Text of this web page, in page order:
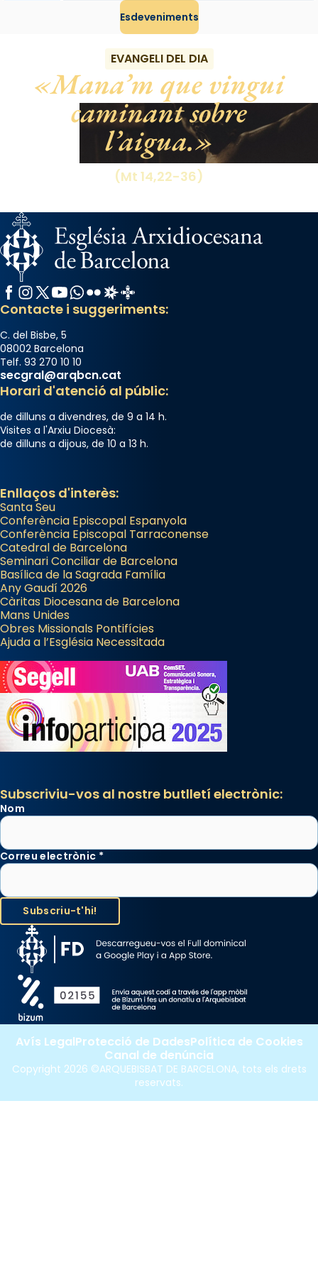
Share
Esdeveniments
EVANGELI DEL DIA
Mana’m que vingui
caminant sobre
l’aigua.
(Mt 14,22-36)
Facebook
Instagram
X / Twitter
YouTube
WhatsApp
FlickrRadio Estel
Catalunya Cristiana
Contacte i suggeriments:
C. del Bisbe, 5
08002 Barcelona
Telf. 93 270 10 10
secgral@arqbcn.cat
Horari d'atenció al públic:
de dilluns a divendres, de 9 a 14 h.
Visites a l'Arxiu Diocesà:
de dilluns a dijous, de 10 a 13 h.
Enllaços d'interès:
Santa Seu
Conferència Episcopal Espanyola
Conferència Episcopal Tarraconense
Catedral de Barcelona
Seminari Conciliar de Barcelona
Basílica de la Sagrada Família
Any Gaudí 2026
Càritas Diocesana de Barcelona
Mans Unides
Obres Missionals Pontifícies
Ajuda a l’Església Necessitada
Subscriviu-vos al nostre butlletí electrònic:
Nom
Correu electrònic *
Copyright 2026 ©ARQUEBISBAT DE BARCELONA, tots els drets
reservats.
Avís LegalProtecció de DadesPolítica de Cookies
Canal de denúncia